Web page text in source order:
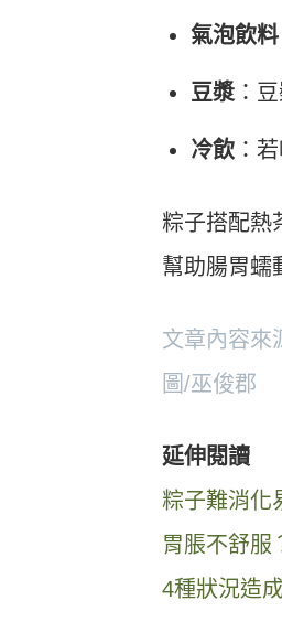
氣泡飲料
豆漿 ：
冷飲 ：
粽子搭配熱
幫助腸胃蠕
文章內容來
圖/巫俊郡
延伸閱讀
粽子難消化
胃脹不舒服
4種狀況造